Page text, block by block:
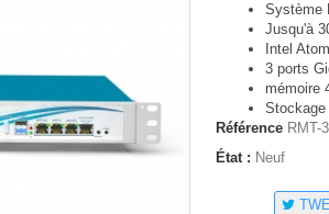
Système
Jusqu'à
Intel
3 ports
mémoire
Stockage
Référence RMT-
État : Neuf